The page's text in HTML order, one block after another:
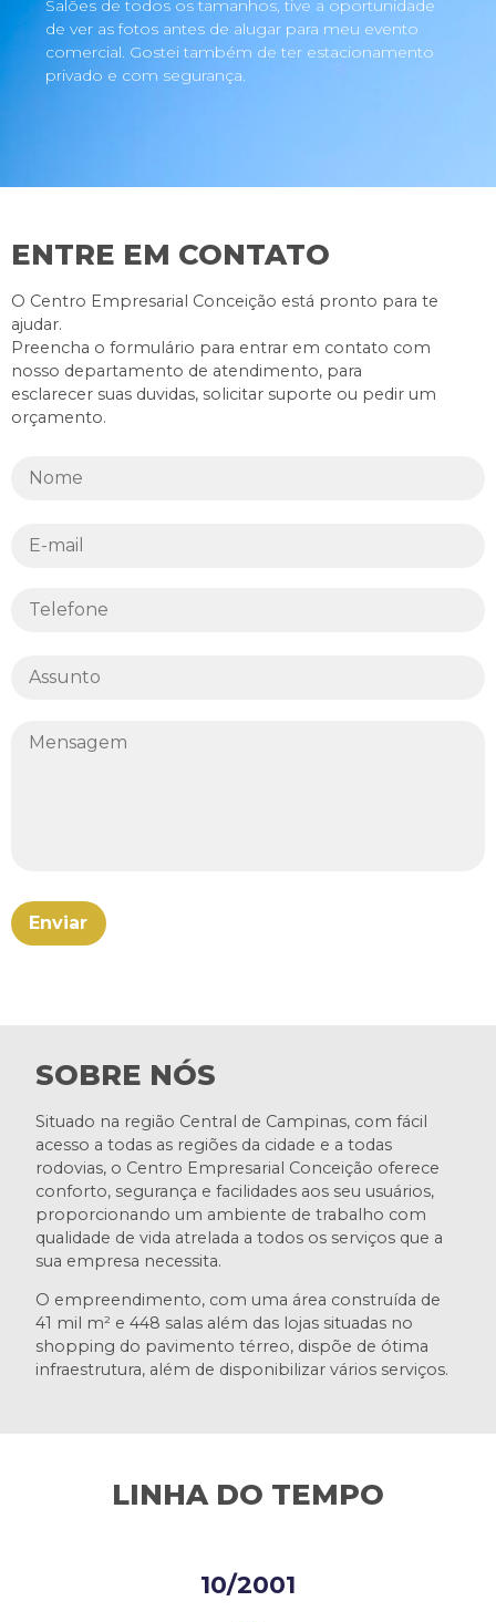
Salões de todos os tamanhos, tive a oportunidade
de ver as fotos antes de alugar para meu evento
comercial. Gostei também de ter estacionamento
privado e com segurança.
ENTRE EM CONTATO
O Centro Empresarial Conceição está pronto para te
ajudar.
Preencha o formulário para entrar em contato com
nosso departamento de atendimento, para
esclarecer suas duvidas, solicitar suporte ou pedir um
orçamento.
SOBRE NÓS
Situado na região Central de Campinas, com fácil
acesso a todas as regiões da cidade e a todas
rodovias, o Centro Empresarial Conceição oferece
conforto, segurança e facilidades aos seu usuários,
proporcionando um ambiente de trabalho com
qualidade de vida atrelada a todos os serviços que a
sua empresa necessita.
O empreendimento, com uma área construída de
41 mil m² e 448 salas além das lojas situadas no
shopping do pavimento térreo, dispõe de ótima
infraestrutura, além de disponibilizar vários serviços.
LINHA DO TEMPO
10/2001